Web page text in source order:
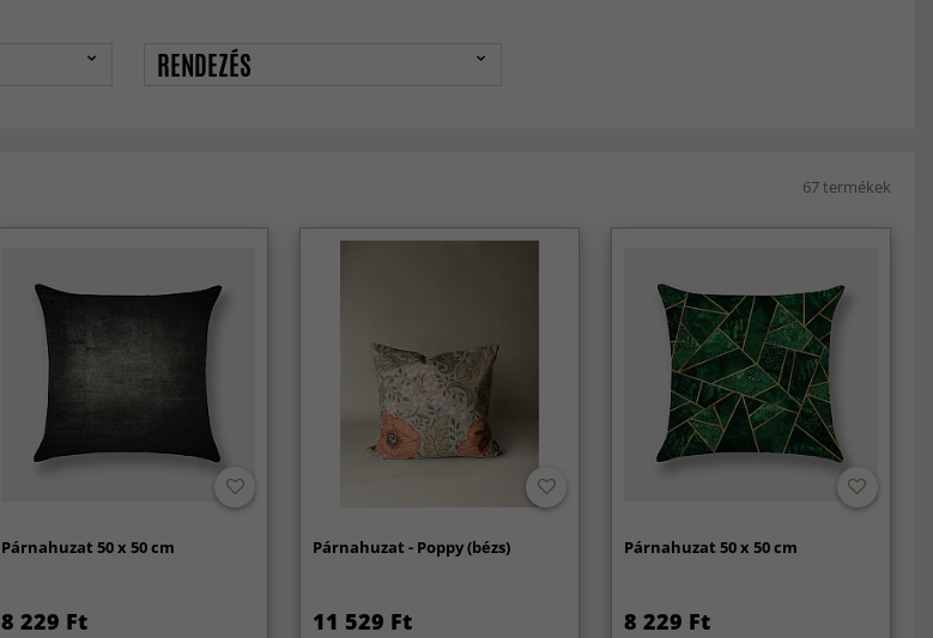
RENDEZÉS
67 termékek
Párnahuzat 50 x 50 cm
8 229 Ft
Párnahuzat - Poppy (bézs)
11 529 Ft
Párnahuzat 50 x 50 cm
8 229 Ft